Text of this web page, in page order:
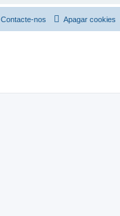
Apagar cookies
Contacte-nos